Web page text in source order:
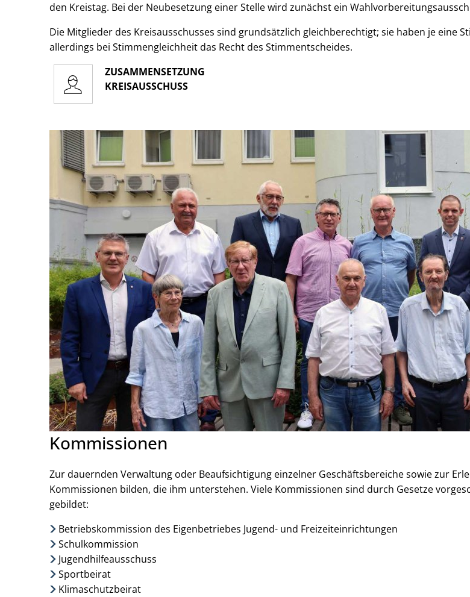
den Kreistag. Bei der Neubesetzung einer Stelle wird zunächst ein
Die Mitglieder des Kreisausschusses sind grundsätzlich gleichberechtigt; sie haben je eine
allerdings bei Stimmengleichheit das Recht des Stimmentscheides.
ZUSAMMENSETZUNG
KREISAUSSCHUSS
Kommissionen
Zur dauernden Verwaltung oder Beaufsichtigung einzelner Geschäftsbereiche sowie zur
Kommissionen bilden, die ihm unterstehen. Viele Kommissionen sind durch Gesetze
gebildet:
Betriebskommission des Eigenbetriebes Jugend- und Freizeiteinrichtungen
Schulkommission
Jugendhilfeausschuss
Sportbeirat
Klimaschutzbeirat